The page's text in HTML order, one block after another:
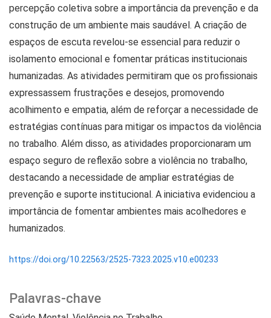
Palavras-chave
percepção coletiva sobre a importância da prevenção e da
construção de um ambiente mais saudável. A criação de
espaços de escuta revelou-se essencial para reduzir o
isolamento emocional e fomentar práticas institucionais
humanizadas. As atividades permitiram que os profissionais
expressassem frustrações e desejos, promovendo
acolhimento e empatia, além de reforçar a necessidade de
estratégias contínuas para mitigar os impactos da violência
no trabalho. Além disso, as atividades proporcionaram um
espaço seguro de reflexão sobre a violência no trabalho,
destacando a necessidade de ampliar estratégias de
prevenção e suporte institucional. A iniciativa evidenciou a
importância de fomentar ambientes mais acolhedores e
humanizados.
https://doi.org/10.22563/2525-7323.2025.v10.e00233